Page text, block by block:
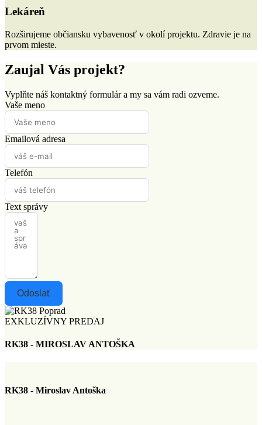
Lekáreň
Rozširujeme občiansku vybavenosť v okolí projektu. Zdravie je na
prvom mieste.
Zaujal Vás projekt?
Vyplňte náš kontaktný formulár a my sa vám radi ozveme.
Vaše meno
Emailová adresa
Telefón
Text správy
Odoslať
EXKLUZÍVNY PREDAJ
RK38 - MIROSLAV ANTOŠKA
RK38 - Miroslav Antoška